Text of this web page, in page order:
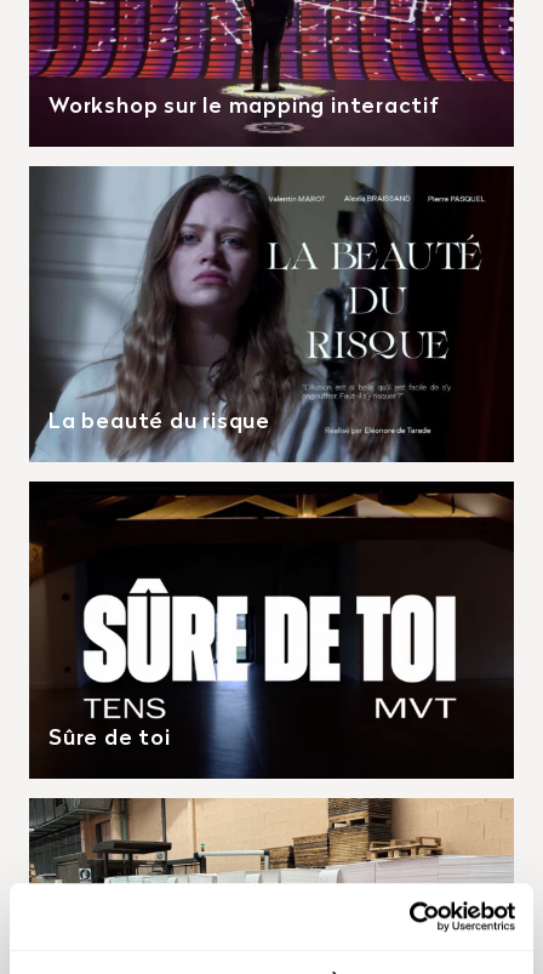
Workshop sur le mapping interactif
La beauté du risque
Sûre de toi